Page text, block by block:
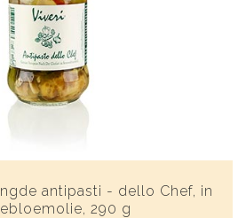
antipasti - dello Chef, in
290 g